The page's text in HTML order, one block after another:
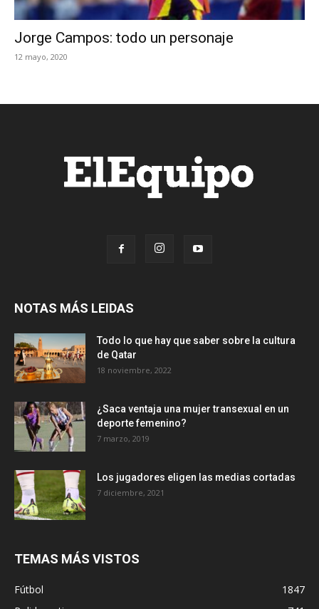
Jorge Campos: todo un personaje
12 mayo, 2020
NOTAS MÁS LEIDAS
Todo lo que hay que saber sobre la cultura
de Qatar
18 noviembre, 2022
¿Saca ventaja una mujer transexual en un
deporte femenino?
7 marzo, 2019
Los jugadores eligen las medias cortadas
7 diciembre, 2021
TEMAS MÁS VISTOS
Fútbol
1847